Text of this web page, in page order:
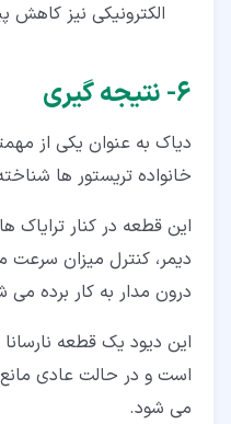
الکترونیکی نیز کاهش
۶‏- نتیجه گیری
دیاک به عنوان یکی از
خانواده تریستور ها
این قطعه در کنار ترایاک
دیمر، کنترل میزان سرعت
درون مدار به کار برده می
این دیود یک قطعه
است و در حالت عادی مانع
می شود.